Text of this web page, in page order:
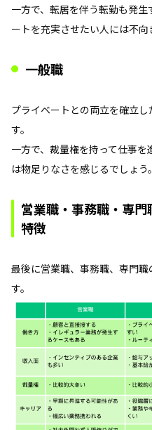
一方で、転居を伴う転勤も発
ートを充実させたい人には不向
一般職
プライベートとの両立を確立
す。
一方で、裁量権を持って仕事
は物足りなさを感じるでしょう。
営業職・事務職・専
特徴
最後に営業職、事務職、専門
す。